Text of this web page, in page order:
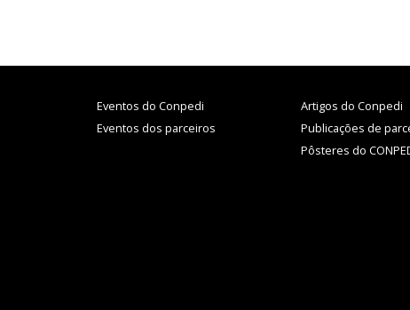
Eventos do Conpedi
Eventos dos parceiros
Artigos do Conpedi
Publicações de
Pôsteres do